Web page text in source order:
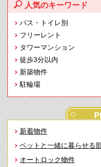
人気のキーワード
バス・トイレ別
フリーレント
タワーマンション
徒歩3分以内
新築物件
駐輪場
新着物件
ペットと一緒に暮らせる
オートロック物件